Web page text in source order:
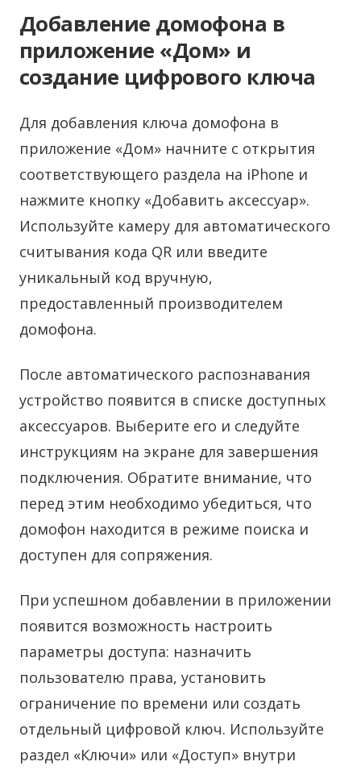
Добавление домофона в
приложение «Дом» и
создание цифрового ключа
Для добавления ключа домофона в
приложение «Дом» начните с открытия
соответствующего раздела на iPhone и
нажмите кнопку «Добавить аксессуар».
Используйте камеру для автоматического
считывания кода QR или введите
уникальный код вручную,
предоставленный производителем
домофона.
После автоматического распознавания
устройство появится в списке доступных
аксессуаров. Выберите его и следуйте
инструкциям на экране для завершения
подключения. Обратите внимание, что
перед этим необходимо убедиться, что
домофон находится в режиме поиска и
доступен для сопряжения.
При успешном добавлении в приложении
появится возможность настроить
параметры доступа: назначить
пользователю права, установить
ограничение по времени или создать
отдельный цифровой ключ. Используйте
раздел «Ключи» или «Доступ» внутри